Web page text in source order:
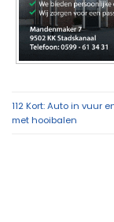
112 Kort: Auto in vuur
met hooibalen